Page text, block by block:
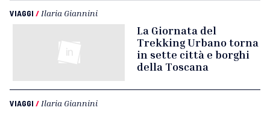
VIAGGI / Ilaria Giannini
La Giornata del
Trekking Urbano torna
in sette città e borghi
della Toscana
VIAGGI / Ilaria Giannini